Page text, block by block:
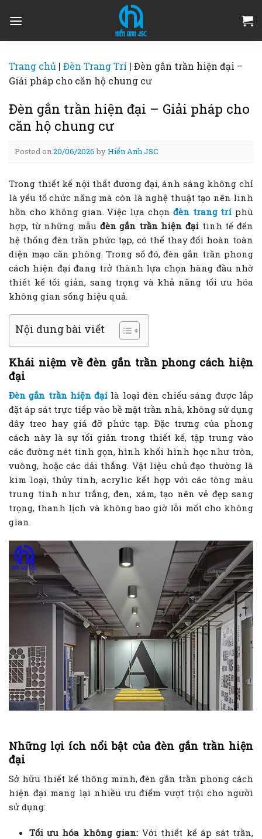
Trang chủ | Đèn Trang Trí | Đèn gắn trần hiện đại –
Giải pháp cho căn hộ chung cư
Đèn gắn trần hiện đại – Giải pháp cho
căn hộ chung cư
Posted on20/06/2026 byHiển Anh JSC
Trong thiết kế nội thất đương đại, ánh sáng không chỉ
là yếu tố chức năng mà còn là nghệ thuật tạo nên linh
hồn cho không gian. Việc lựa chọnđèn trang trí phù
hợp, từ những mẫu đèn gắn trần hiện đại tinh tế đến
hệ thống đèn trần phức tạp, có thể thay đổi hoàn toàn
diện mạo căn phòng. Trong số đó, đèn gắn trần phong
cách hiện đại đang trở thành lựa chọn hàng đầu nhờ
thiết kế tối giản, sang trọng và khả năng tối ưu hóa
không gian sống hiệu quả.
Nội dung bài viết
Khái niệm về đèn gắn trần phong cách hiện
đại
Đèn gắn trần hiện đại là loại đèn chiếu sáng được lắp
đặt áp sát trực tiếp vào bề mặt trần nhà, không sử dụng
dây treo hay giá đỡ phức tạp. Đặc trưng của phong
cách này là sự tối giản trong thiết kế, tập trung vào
các đường nét tinh gọn, hình khối hình học như tròn,
vuông, hoặc các dải thẳng. Vật liệu chủ đạo thường là
kim loại, thủy tinh, acrylic kết hợp với các tông màu
trung tính như trắng, đen, xám, tạo nên vẻ đẹp sang
trọng, thanh lịch và không bao giờ lỗi mốt cho không
gian.
Những lợi ích nổi bật của đèn gắn trần hiện
đại
Sở hữu thiết kế thông minh, đèn gắn trần phong cách
hiện đại mang lại nhiều ưu điểm vượt trội cho người
sử dụng:
Tối ưu hóa không gian: Với thiết kế áp sát trần,